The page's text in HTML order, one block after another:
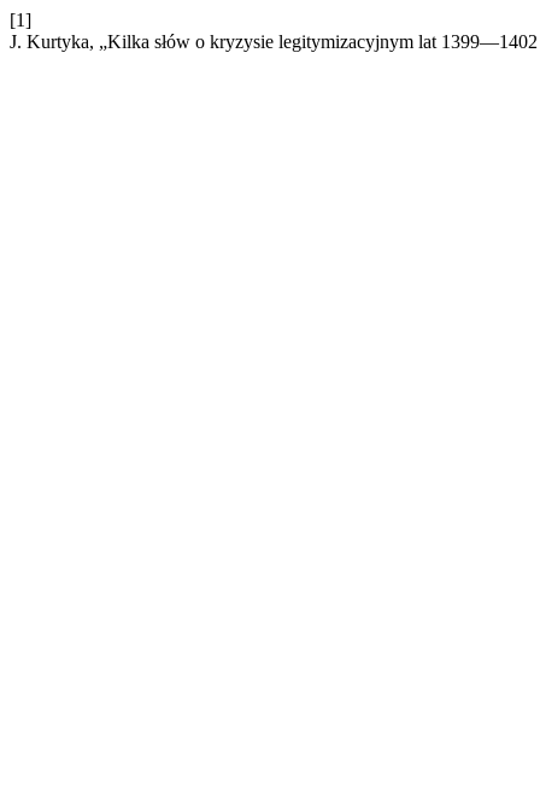
[1]
J. Kurtyka, „Kilka słów o kryzysie legitymizacyjnym lat